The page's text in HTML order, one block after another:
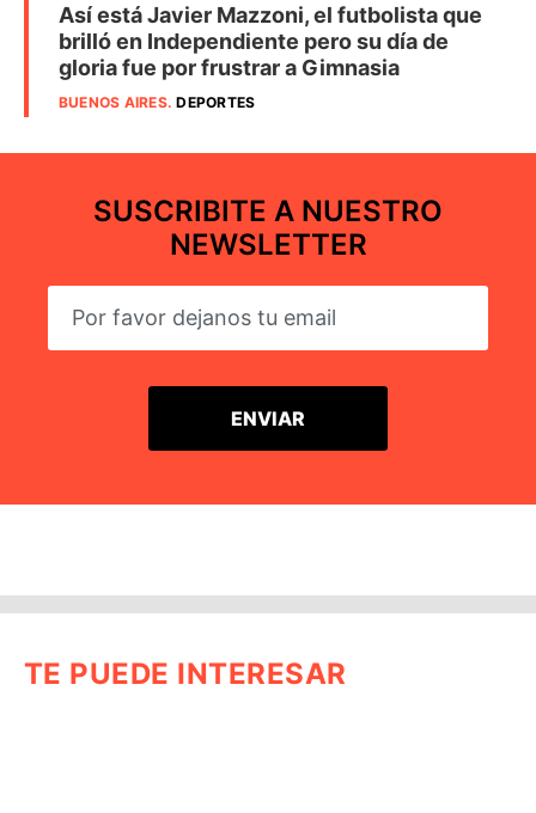
Así está Javier Mazzoni, el futbolista que
brilló en Independiente pero su día de
gloria fue por frustrar a Gimnasia
BUENOS AIRES.DEPORTES
SUSCRIBITE A NUESTRO
NEWSLETTER
TE PUEDE INTERESAR